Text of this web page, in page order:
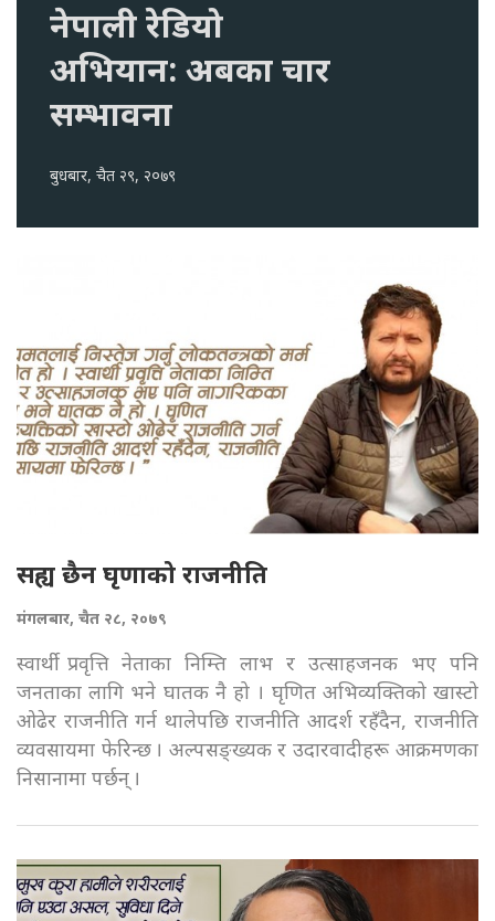
नेपाली रेडियो
अभियान: अबका चार
सम्भावना
बुधबार, चैत २९, २०७९
सह्य छैन घृणाको राजनीति
मंगलबार, चैत २८, २०७९
स्वार्थी प्रवृत्ति नेताका निम्ति लाभ र उत्साहजनक भए पनि
जनताका लागि भने घातक नै हो । घृणित अभिव्यक्तिको खास्टो
ओढेर राजनीति गर्न थालेपछि राजनीति आदर्श रहँदैन, राजनीति
व्यवसायमा फेरिन्छ । अल्पसङ्ख्यक र उदारवादीहरू आक्रमणका
निसानामा पर्छन् ।